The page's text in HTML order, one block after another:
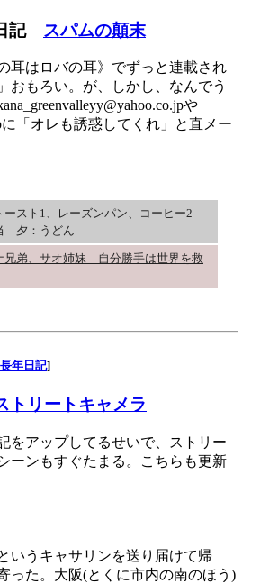
記 スパムの顛末
耳はロバの耳》でずっと連載され
おもろい。が、しかし、なんでう
や
に「オレも誘惑してくれ」と直メー
スト1、レーズンパン、コーヒー2
夕：うどん
弟、サオ姉妹 自分勝手は世界を救
長年日記]
トリートキャメラ
をアップしてるせいで、ストリー
ーンもすぐたまる。こちらも更新
いうキャサリンを送り届けて帰
った。大阪(とくに市内の南のほう)